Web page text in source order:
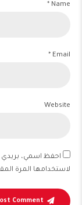
Name *
Email *
Website
احفظ اسمي، بريدي
لاستخدامها المرة
Comment